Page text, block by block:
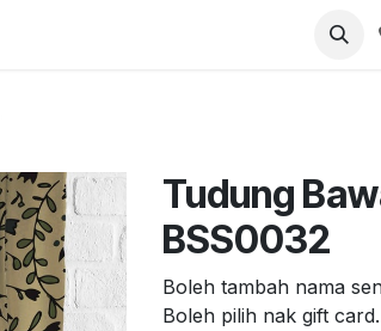
Tudung
BSS0032
Boleh tambah nama
Boleh pilih nak gift card.